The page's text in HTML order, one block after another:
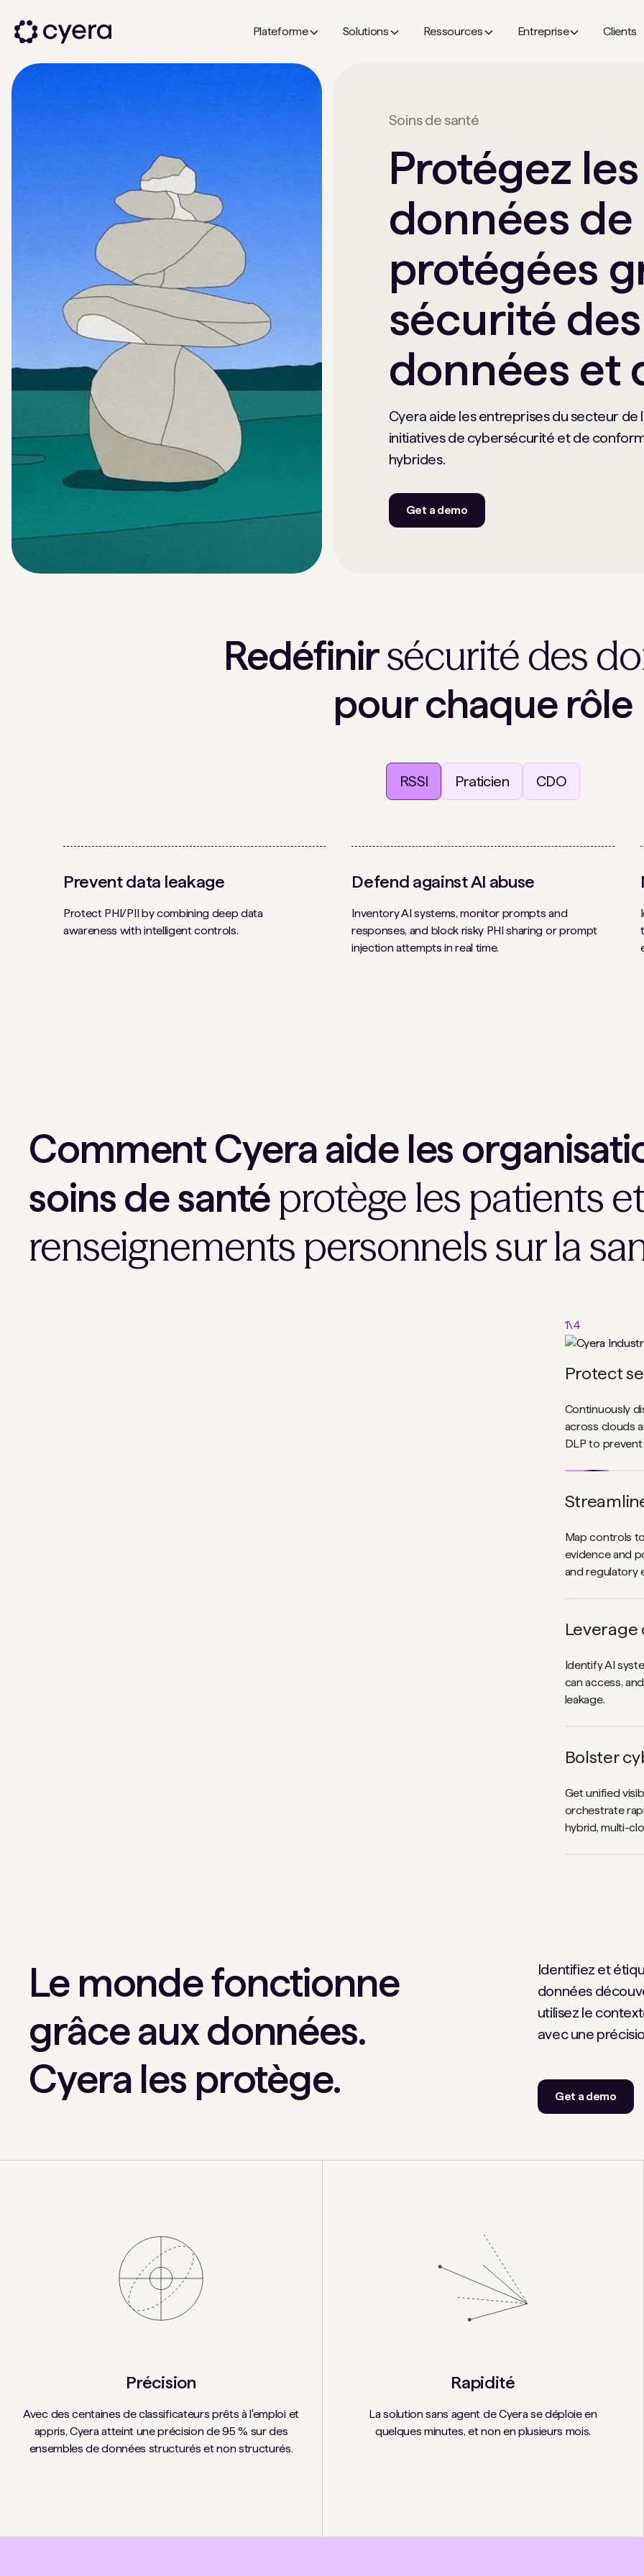
Plateforme Solutions Ressources Entreprise Clients
Soins de santé
Protégez les
données de
protégées
sécurité des
données et
Cyera aide les entreprises du secteur de
initiatives de cybersécurité et de
hybrides.
Get a demo
Redéfinirsécurité des
pour chaque rôle
RSSI Praticien CDO
Prevent data leakage
Protect PHI/PII by combining deep data
awareness with intelligent controls.
Defend against AI abuse
Inventory AI systems, monitor prompts and
responses, and block risky PHI sharing or prompt
injection attempts in real time.
Comment Cyera aide les
soins de santéprotège les patients
renseignements personnels sur la
1\4
Protect
Continuously
across clouds
DLP to
Map controls
evidence and
and regulatory
Leverage
Identify AI
can access,
leakage.
Bolster
Get unified
orchestrate
hybrid, multi-
Le monde fonctionne
grâce aux données.
Cyera les protège.
Identifiez et
données
utilisez le
avec une
Get a demo
Précision
Avec des centaines de classificateurs prêts à l'emploi et
appris, Cyera atteint une précision de 95 % sur des
ensembles de données structurés et non structurés.
Rapidité
La solution sans agent de Cyera se déploie en
quelques minutes, et non en plusieurs mois.